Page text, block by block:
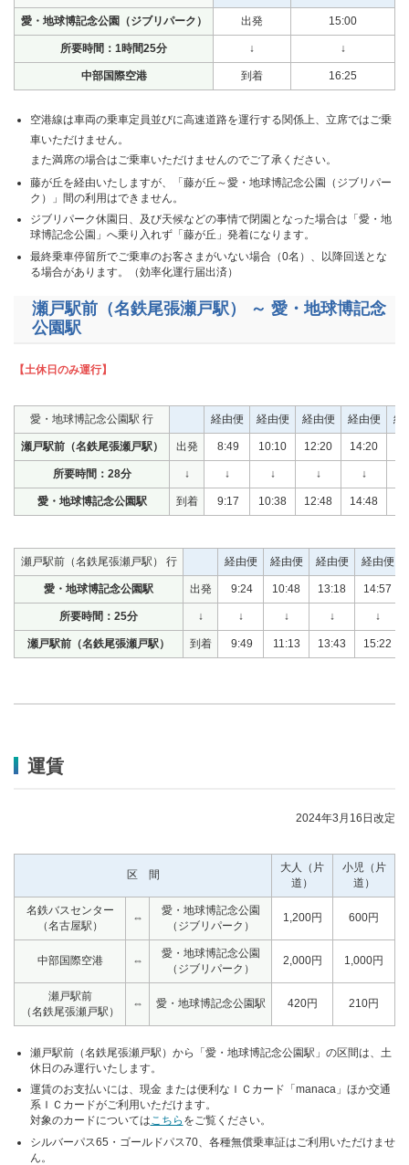
愛・地球博記念公園（ジブリパーク） 出発 15:00
所要時間：1時間25分 ↓ ↓
中部国際空港 到着 16:25
空港線は車両の乗車定員並びに高速道路を運行する関係上、立席ではご乗
車いただけません。
また満席の場合はご乗車いただけませんのでご了承ください。
藤が丘を経由いたしますが、「藤が丘～愛・地球博記念公園（ジブリパー
ク）」間の利用はできません。
ジブリパーク休園日、及び天候などの事情で閉園となった場合は「愛・地
球博記念公園」へ乗り入れず「藤が丘」発着になります。
最終乗車停留所でご乗車のお客さまがいない場合（0名）、以降回送とな
る場合があります。（効率化運行届出済）
瀬戸駅前（名鉄尾張瀬戸駅） ～ 愛・地球博記念
公園駅
【土休日のみ運行】
愛・地球博記念公園駅 行 経由便 経由便 経由便 経由便 経
瀬戸駅前（名鉄尾張瀬戸駅） 出発 8:49 10:10 12:20 14:20
所要時間：28分 ↓ ↓ ↓ ↓ ↓
愛・地球博記念公園駅 到着 9:17 10:38 12:48 14:48
瀬戸駅前（名鉄尾張瀬戸駅） 行 経由便 経由便 経由便 経由便
愛・地球博記念公園駅 出発 9:24 10:48 13:18 14:57
所要時間：25分 ↓ ↓ ↓ ↓ ↓
瀬戸駅前（名鉄尾張瀬戸駅） 到着 9:49 11:13 13:43 15:22
運賃
2024年3月16日改定
区 間
大人（片
道）
小児（片
道）
名鉄バスセンター
（名古屋駅）
⇔
愛・地球博記念公園
（ジブリパーク）
1,200円 600円
中部国際空港 ⇔
愛・地球博記念公園
（ジブリパーク）
2,000円 1,000円
瀬戸駅前
（名鉄尾張瀬戸駅）
⇔ 愛・地球博記念公園駅 420円 210円
瀬戸駅前（名鉄尾張瀬戸駅）から「愛・地球博記念公園駅」の区間は、土
休日のみ運行いたします。
運賃のお支払いには、現金 または便利なＩＣカード「manaca」ほか交通
系ＩＣカードがご利用いただけます。
対象のカードについてはこちら をご覧ください。
シルバーパス65・ゴールドパス70、各種無償乗車証はご利用いただけませ
ん。